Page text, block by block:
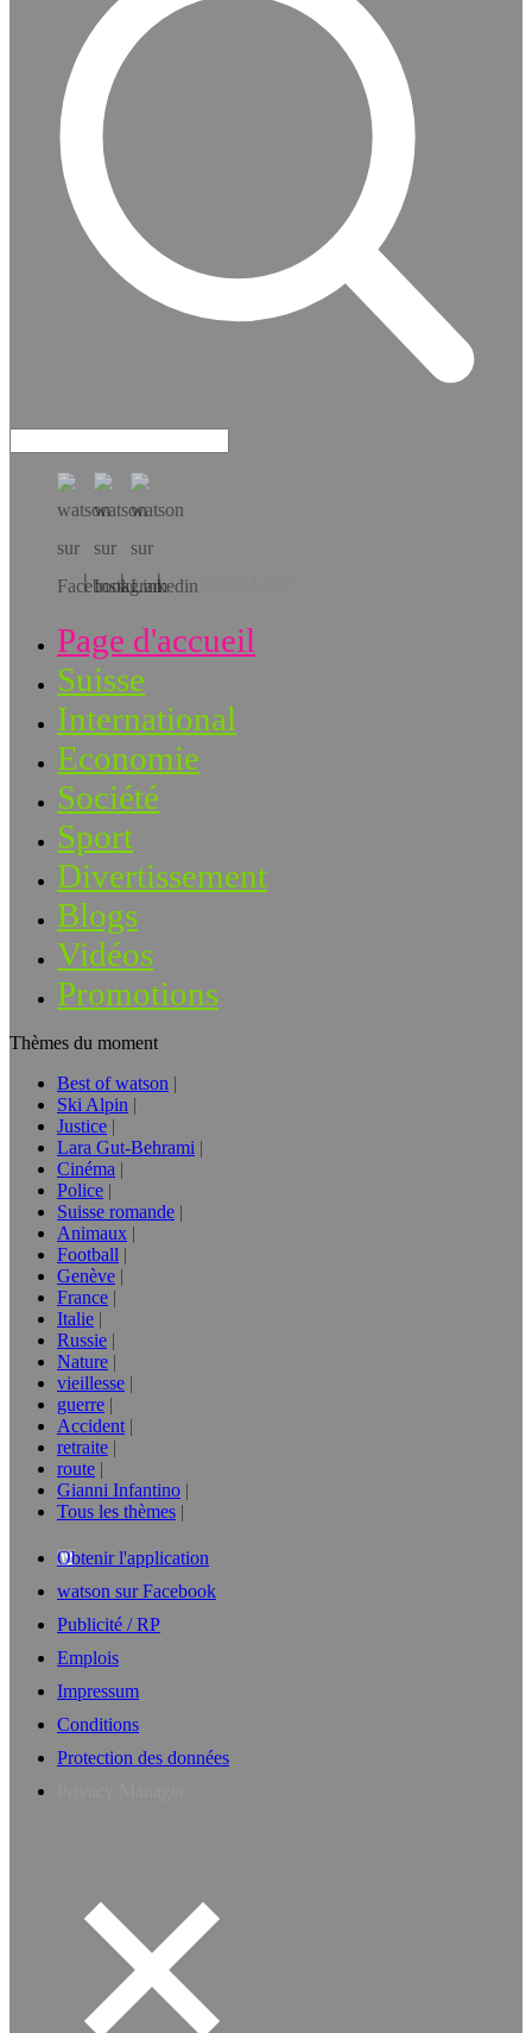
Téléchargez l’app!
Page d'accueil
Suisse
International
Economie
Société
Sport
Divertissement
Blogs
Vidéos
Promotions
Thèmes du moment
Best of watson
Ski Alpin
Justice
Lara Gut-Behrami
Cinéma
Police
Suisse romande
Animaux
Football
Genève
France
Italie
Russie
Nature
vieillesse
guerre
Accident
retraite
route
Gianni Infantino
Tous les thèmes
Obtenir l'application
watson sur Facebook
Publicité / RP
Emplois
Impressum
Conditions
Protection des données